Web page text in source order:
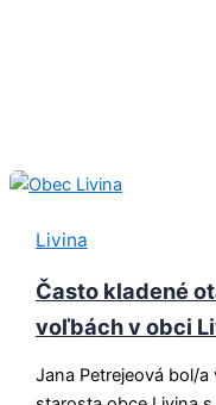
Livina
Často kladené
voľbách v obci
Jana Petrejeová bol/